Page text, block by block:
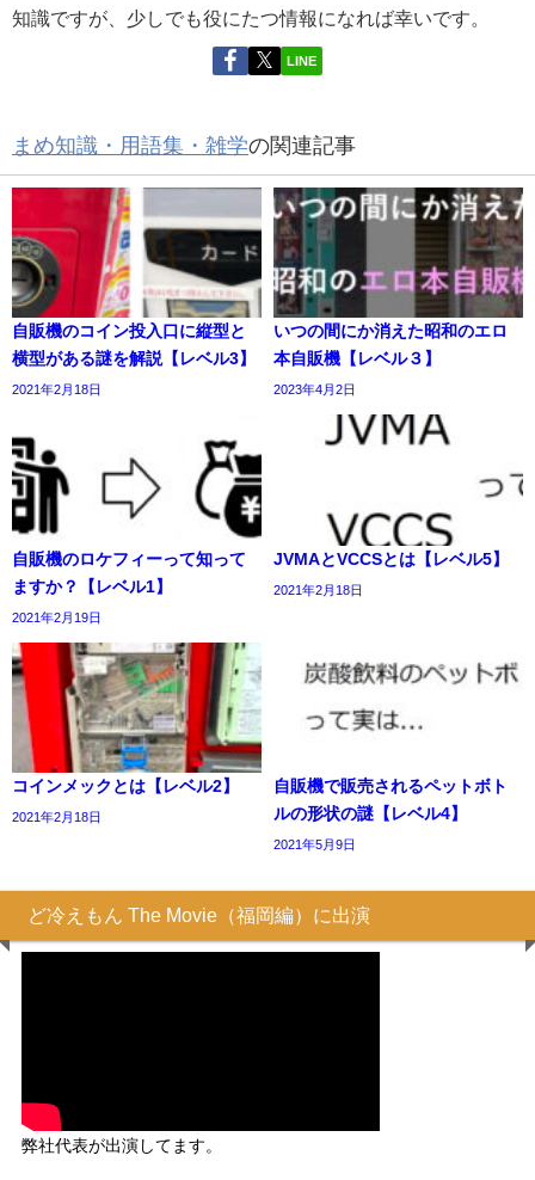
知識ですが、少しでも役にたつ情報になれば幸いです。
LINE
まめ知識・用語集・雑学の関連記事
自販機のコイン投入口に縦型と
横型がある謎を解説【レベル3】
2021年2月18日
いつの間にか消えた昭和のエロ
本自販機【レベル３】
2023年4月2日
自販機のロケフィーって知って
ますか？【レベル1】
2021年2月19日
JVMAとVCCSとは【レベル5】
2021年2月18日
コインメックとは【レベル2】
2021年2月18日
自販機で販売されるペットボト
ルの形状の謎【レベル4】
2021年5月9日
ど冷えもん The Movie（福岡編）に出演
弊社代表が出演してます。